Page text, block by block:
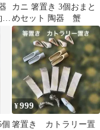
カニ 箸置き 3個おまと
めセット 陶器 蟹
¥999
箸置き カトラリー置